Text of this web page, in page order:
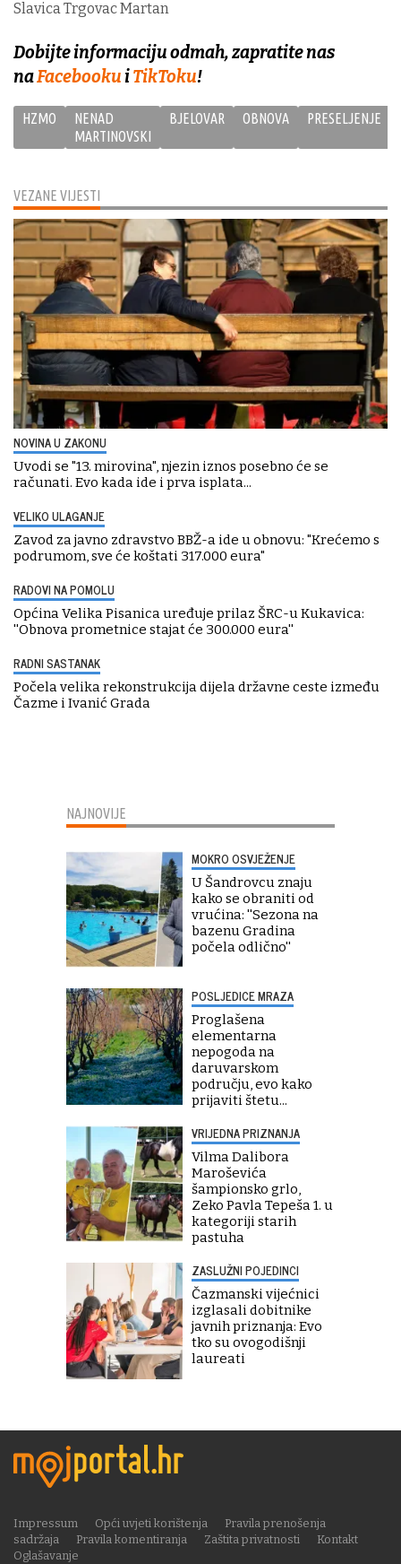
VEZANE VIJESTI
NOVINA U ZAKONU
Uvodi se "13. mirovina", njezin iznos posebno će se
računati. Evo kada ide i prva isplata...
VELIKO ULAGANJE
Zavod za javno zdravstvo BBŽ-a ide u obnovu: "Krećemo s
podrumom, sve će koštati 317.000 eura"
RADOVI NA POMOLU
Općina Velika Pisanica uređuje prilaz ŠRC-u Kukavica:
''Obnova prometnice stajat će 300.000 eura''
RADNI SASTANAK
Počela velika rekonstrukcija dijela državne ceste između
Čazme i Ivanić Grada
Slavica Trgovac Martan
Dobijte informaciju odmah, zapratite nas
naFacebookuiTikToku!
HZMO
NENAD
MARTINOVSKI
BJELOVAR OBNOVA PRESELJENJE
NAJNOVIJE
MOKRO OSVJEŽENJE
U Šandrovcu znaju
kako se obraniti od
vrućina: ''Sezona na
bazenu Gradina
počela odlično''
POSLJEDICE MRAZA
Proglašena
elementarna
nepogoda na
daruvarskom
području, evo kako
prijaviti štetu...
VRIJEDNA PRIZNANJA
Vilma Dalibora
Maroševića
šampionsko grlo,
Zeko Pavla Tepeša 1. u
kategoriji starih
pastuha
ZASLUŽNI POJEDINCI
Čazmanski vijećnici
izglasali dobitnike
javnih priznanja: Evo
tko su ovogodišnji
laureati
Impressum Opći uvjeti korištenja
Pravila prenošenja
sadržaja
Pravila komentiranja Zaštita privatnosti
Kontakt
Oglašavanje